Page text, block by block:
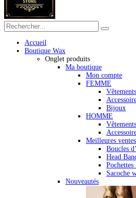
Accueil
Boutique Wax
Onglet produits
Ma boutique
Mon compte
FEMME
Vêtements
Bijoux
HOMME
Vêtements
Meilleures ventes
Boucles
Head
Pochettes
Sacoche
Nouveautés